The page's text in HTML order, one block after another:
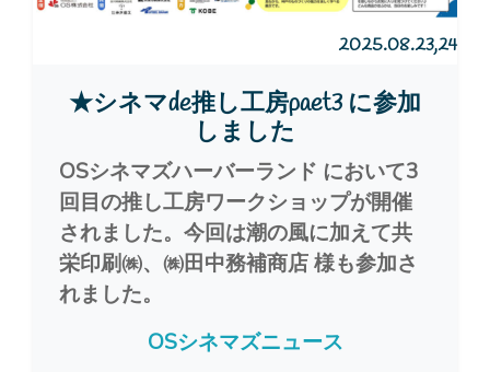
2025.08.23,24
★シネマde推し工房paet3 に参加
しました
OSシネマズハーバーランド において3
回目の推し工房ワークショップが開催
されました。今回は潮の風に加えて共
栄印刷㈱、㈱田中務補商店 様も参加さ
れました。
OSシネマズニュース